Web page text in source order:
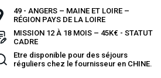
49 - ANGERS – MAINE ET LOIRE –
RÉGION PAYS DE LA LOIRE
MISSION 12 À 18 MOIS – 45K€ - STATUT
CADRE
Etre disponible pour des séjours
réguliers chez le fournisseur en CHINE.